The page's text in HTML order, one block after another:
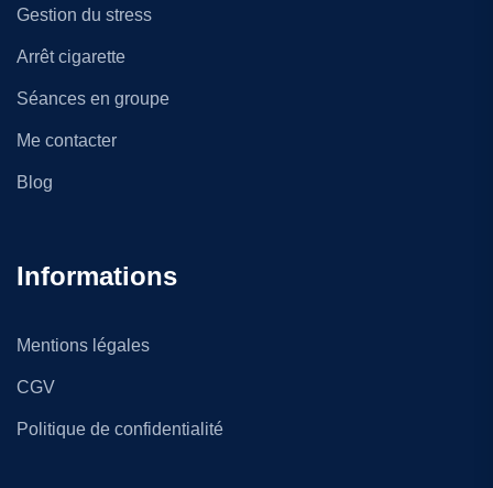
Gestion du stress
Arrêt cigarette
Séances en groupe
Me contacter
Blog
Informations
Mentions légales
CGV
Politique de confidentialité